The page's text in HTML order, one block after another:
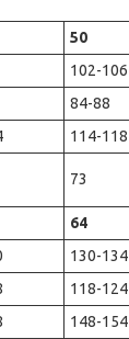
50
102-106
84-88
114-118
73
64
130-134
118-124
148-154